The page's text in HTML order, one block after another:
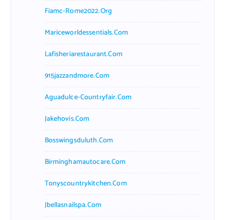
Fiamc-Rome2022.org
Mariceworldessentials.com
Lafisheriarestaurant.com
915jazzandmore.com
Aguadulce-Countryfair.com
Jakehovis.com
Bosswingsduluth.com
Birminghamautocare.com
Tonyscountrykitchen.com
Jbellasnailspa.com